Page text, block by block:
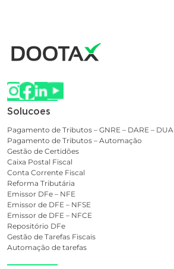
Solucoes
Pagamento de Tributos – GNRE – DARE – DUA
Pagamento de Tributos – Automação
Gestão de Certidões
Caixa Postal Fiscal
Conta Corrente Fiscal
Reforma Tributária
Emissor DFe – NFE
Emissor de DFE – NFSE
Emissor de DFE – NFCE
Repositório DFe
Gestão de Tarefas Fiscais
Automação de tarefas